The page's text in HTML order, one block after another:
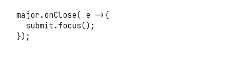
major . onClose( e ->{
  submit
. focus() ;
}) ;